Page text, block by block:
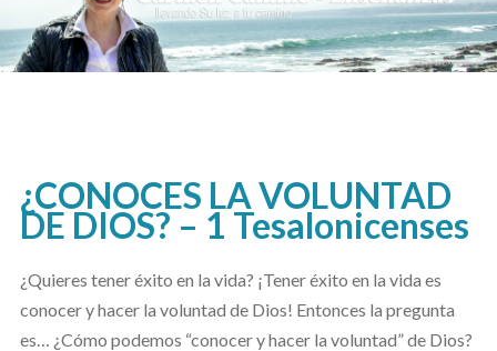
¿CONOCES LA VOLUNTAD
DE DIOS? – 1 Tesalonicenses
¿Quieres tener éxito en la vida? ¡Tener éxito en la vida es
conocer y hacer la voluntad de Dios! Entonces la pregunta
es… ¿Cómo podemos “conocer y hacer la voluntad” de Dios?